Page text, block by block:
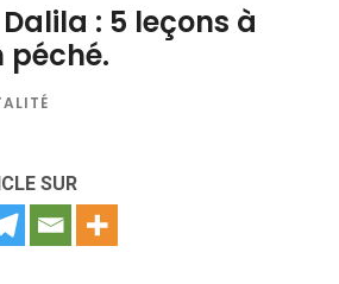
: 5 leçons à
péché.
SUR